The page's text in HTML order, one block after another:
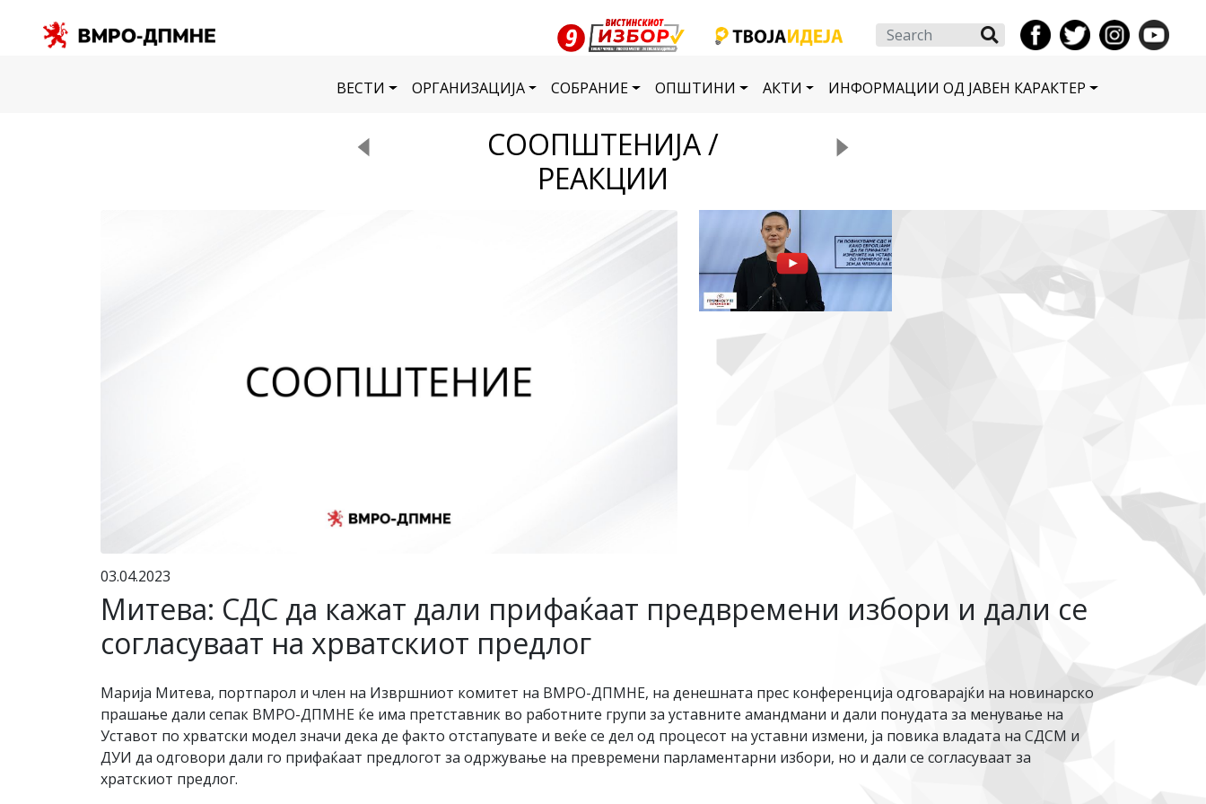
Search
ВЕСТИ ОРГАНИЗАЦИЈА СОБРАНИЕ ОПШТИНИ АКТИ ИНФОРМАЦИИ ОД ЈАВЕН КАРАКТЕР
СООПШТЕНИЈА /
РЕАКЦИИ
03.04.2023
Митева: СДС да кажат дали прифаќаат предвремени избори и дали се
согласуваат на хрватскиот предлог
Марија Митева, портпарол и член на Извршниот комитет на ВМРО-ДПМНЕ, на денешната прес конференција одговарајќи на новинарско
прашање дали сепак ВМРО-ДПМНЕ ќе има претставник во работните групи за уставните амандмани и дали понудата за менување на
Уставот по хрватски модел значи дека де факто отстапувате и веќе се дел од процесот на уставни измени, ја повика владата на СДСМ и
ДУИ да одговори дали го прифаќаат предлогот за одржување на превремени парламентарни избори, но и дали се согласуваат за
хратскиот предлог.